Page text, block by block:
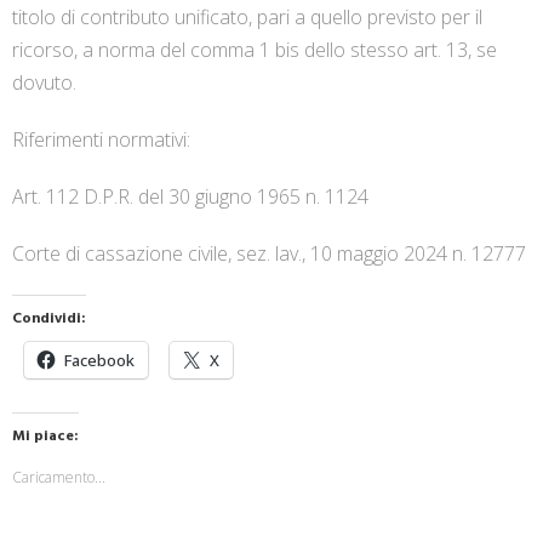
titolo di contributo unificato, pari a quello previsto per il
ricorso, a norma del comma 1 bis dello stesso art. 13, se
dovuto.
Riferimenti normativi:
Art. 112 D.P.R. del 30 giugno 1965 n. 1124
Corte di cassazione civile, sez. lav., 10 maggio 2024 n. 12777
Condividi:
Facebook X
Mi piace:
Caricamento...